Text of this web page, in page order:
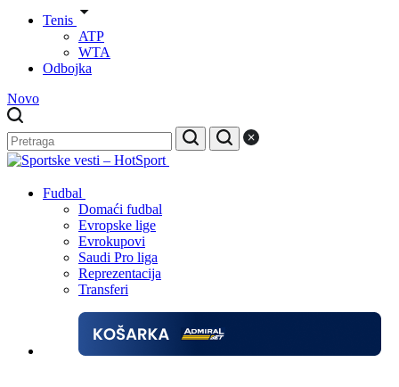
Tenis
ATP
WTA
Odbojka
Novo
Fudbal
Domaći fudbal
Evropske lige
Evrokupovi
Saudi Pro liga
Reprezentacija
Transferi